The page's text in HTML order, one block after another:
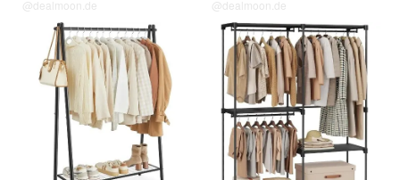
@dealmoon.de @dealmoon.de